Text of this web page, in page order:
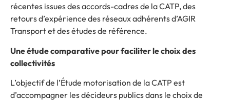
récentes issues des accords-cadres de la CATP, des
retours d’expérience des réseaux adhérents d’AGIR
Transport et des études de référence.
Une étude comparative pour faciliter le choix des
collectivités
L’objectif de l’Étude motorisation de la CATP est
d’accompagner les décideurs publics dans le choix de